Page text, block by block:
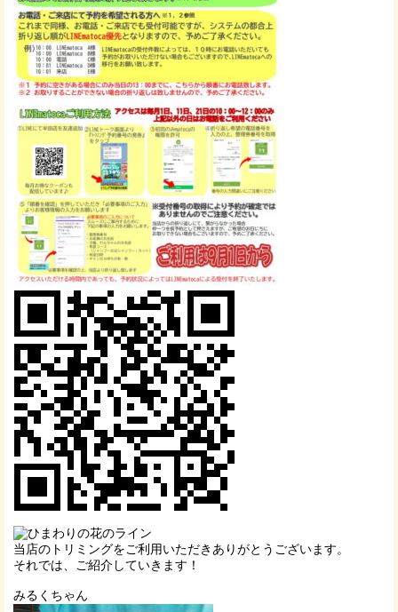
当店のトリミングをご利用いただきありがとうございます。
それでは、ご紹介していきます！
みるくちゃん